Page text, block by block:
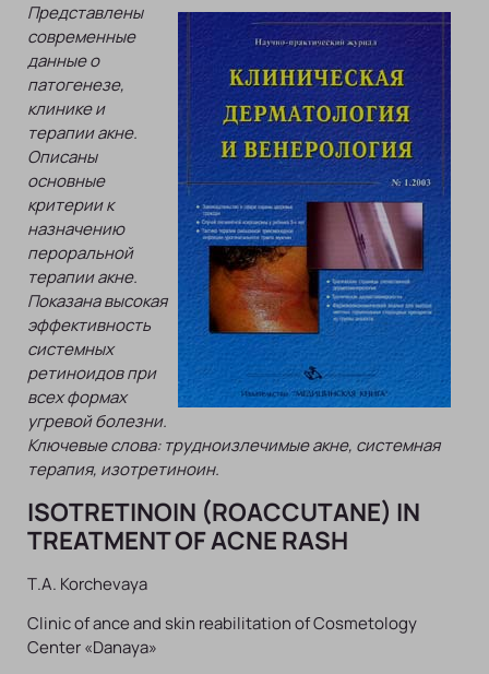
Представлены
современные
данные о
патогенезе,
клинике и
терапии акне.
Описаны
основные
критерии к
назначению
пероральной
терапии акне.
Показана высокая
эффективность
системных
ретиноидов при
всех формах
угревой болезни.
Ключевые слова: трудноизлечимые акне, системная
терапия, изотретиноин.
ISOTRETINOIN (ROACCUTANE) IN
TREATMENT OF ACNE RASH
Т.А. Korchevaya
Clinic of ance and skin reabilitation of Cosmetology
Center «Danaya»